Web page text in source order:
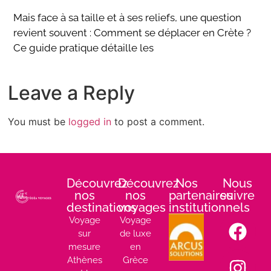
Mais face à sa taille et à ses reliefs, une question
revient souvent : Comment se déplacer en Crète ?
Ce guide pratique détaille les
Leave a Reply
You must be logged in to post a comment.
Découvrez
nos
destinations
Voyage
sur
mesure
Athènes
Découvrez
nos
voyages
Voyage
de luxe
en
Grèce
Nos
partenaires
institutionnels
Nous
suivre
: